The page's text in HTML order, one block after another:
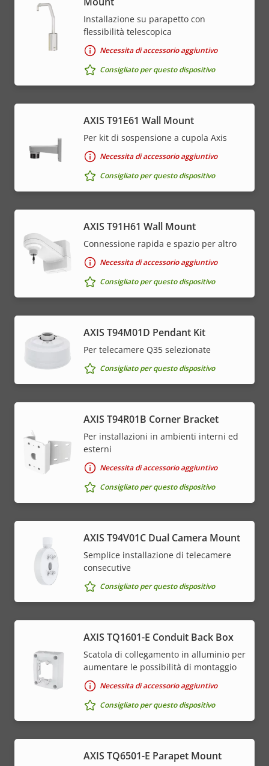
Installazione su parapetto con
flessibilità telescopica
Necessita di accessorio aggiuntivo
Consigliato per questo dispositivo
AXIS T91E61 Wall Mount
Per kit di sospensione a cupola Axis
Necessita di accessorio aggiuntivo
Consigliato per questo dispositivo
AXIS T91H61 Wall Mount
Connessione rapida e spazio per altro
Necessita di accessorio aggiuntivo
Consigliato per questo dispositivo
AXIS T94M01D Pendant Kit
Per telecamere Q35 selezionate
Consigliato per questo dispositivo
AXIS T94R01B Corner Bracket
Per installazioni in ambienti interni ed
esterni
Necessita di accessorio aggiuntivo
Consigliato per questo dispositivo
AXIS T94V01C Dual Camera Mount
Semplice installazione di telecamere
consecutive
Consigliato per questo dispositivo
AXIS TQ1601-E Conduit Back Box
Scatola di collegamento in alluminio per
aumentare le possibilità di montaggio
Necessita di accessorio aggiuntivo
Consigliato per questo dispositivo
AXIS TQ6501-E Parapet Mount